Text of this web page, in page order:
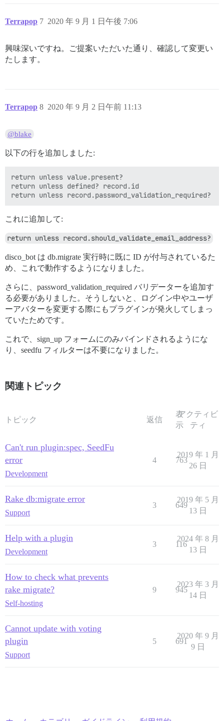
Terrapop 2020 年 9 月 1 日午後 7:06
7
興味深いですね。ご提案いただいた通り、確認して変更い
たします。
Terrapop 2020 年 9 月 2 日午前 11:13
8
@blake
以下の行を追加しました:
return unless value.present?
return unless defined? record.id
これに追加して:
return unless record.should_validate_email_address?
disco_bot は db.migrate 実行時に既に ID が付与されているた
め、これで動作するようになりました。
さらに、password_validation_required バリデーターを追加す
る必要がありました。そうしないと、ログイン中やユーザ
ーアバターを変更する際にもプラグインが発火してしまっ
ていたためです。
これで、sign_up フォームにのみバインドされるようにな
り、seedfu フィルターは不要になりました。
関連トピック
トピック 返信
表
示
アクティビ
ティ
Can't run plugin:spec, SeedFu
error
Development
4 763
2019 年 1 月
26 日
Rake db:migrate error
Support
3 649
2019 年 5 月
13 日
Help with a plugin
Development
3 116
2024 年 8 月
13 日
How to check what prevents
rake migrate?
Self-hosting
9 945
2023 年 3 月
14 日
Cannot update with voting
plugin
Support
5 691
2020 年 9 月
9 日